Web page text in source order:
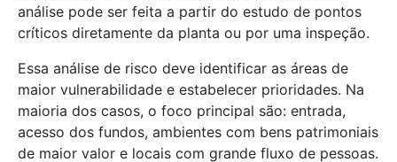
análise pode ser feita a partir do estudo de pontos
críticos diretamente da planta ou por uma inspeção.
Essa análise de risco deve identificar as áreas de
maior vulnerabilidade e estabelecer prioridades. Na
maioria dos casos, o foco principal são: entrada,
acesso dos fundos, ambientes com bens patrimoniais
de maior valor e locais com grande fluxo de pessoas.